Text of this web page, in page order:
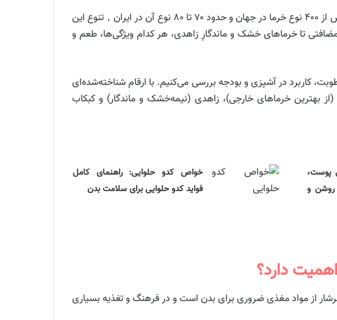
خرما، این میوه‌ی بهشتی و پرخاصیت، سال‌هاست که بخش جدایی‌ناپذیر از سفره و فرهنگ ایرانیان است. با بیش از ۴۰۰ نوع خرما در جهان و حدود ۷۰ تا ۸۰ نوع آن در ایران，تنوع این
تا خرماهای خشک و ماندگارِ زاهدی، هر کدام ویژگی‌ها، طعم و
کاربرد در آشپزی و بودجه بررسی می‌کنیم. با ارقام شناخته‌شده‌ای
بهترین خرماهای خارجی)، زاهدی (نیمه‌خشک و ماندگار) و کبکاب
پوست،
و
خواص کدو حلوایی: راهنمای کامل
فواید کدو حلوایی برای سلامت بدن
دارد؟
از مواد مغذی ضروری برای بدن است و در فرهنگ و تغذیه بسیاری